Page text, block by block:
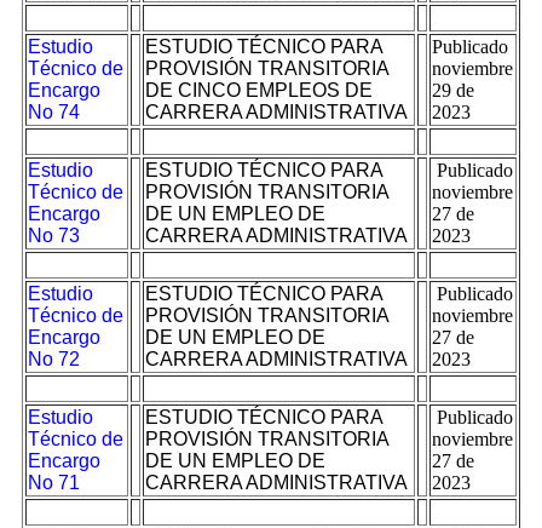
Estudio
Técnico de
Encargo
No 74
ESTUDIO TÉCNICO PARA
PROVISIÓN TRANSITORIA
DE CINCO EMPLEOS DE
CARRERA ADMINISTRATIVA
Publicado
noviembre
29 de
2023
Estudio
Técnico de
Encargo
No 73
ESTUDIO TÉCNICO PARA
PROVISIÓN TRANSITORIA
DE UN EMPLEO DE
CARRERA ADMINISTRATIVA
Publicado
noviembre
27 de
2023
Estudio
Técnico de
Encargo
No 72
ESTUDIO TÉCNICO PARA
PROVISIÓN TRANSITORIA
DE UN EMPLEO DE
CARRERA ADMINISTRATIVA
Publicado
noviembre
27 de
2023
Estudio
Técnico de
Encargo
No 71
ESTUDIO TÉCNICO PARA
PROVISIÓN TRANSITORIA
DE UN EMPLEO DE
CARRERA ADMINISTRATIVA
Publicado
noviembre
27 de
2023